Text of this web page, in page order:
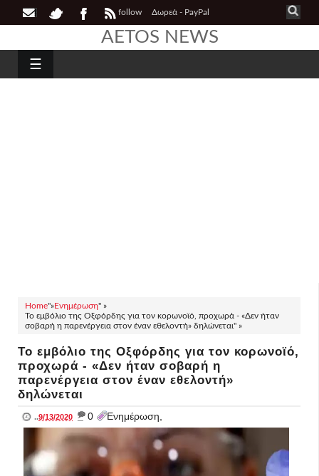
follow Δωρεά - PayPal
AETOS NEWS
☰
Home"»Ενημέρωση" »
Το εμβόλιο της Οξφόρδης για τον κορωνοϊό, προχωρά - «Δεν ήταν
σοβαρή η παρενέργεια στον έναν εθελοντή» δηλώνεται" »
Το εμβόλιο της Οξφόρδης για τον κορωνοϊό,
προχωρά - «Δεν ήταν σοβαρή η
παρενέργεια στον έναν εθελοντή»
δηλώνεται
..9/13/2020 _ 0 Ενημέρωση,